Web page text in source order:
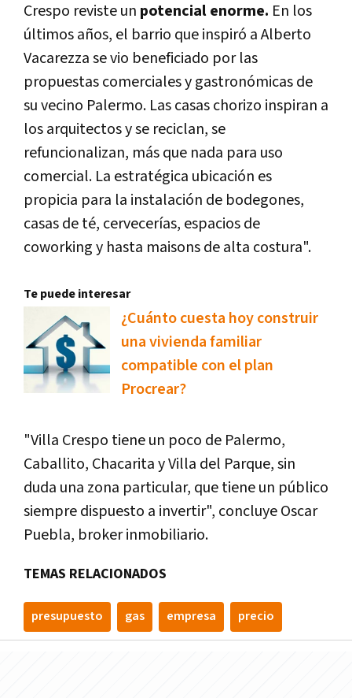
Crespo reviste un potencial enorme. En los
últimos años, el barrio que inspiró a Alberto
Vacarezza se vio beneficiado por las
propuestas comerciales y gastronómicas de
su vecino Palermo. Las casas chorizo inspiran a
los arquitectos y se reciclan, se
refuncionalizan, más que nada para uso
comercial. La estratégica ubicación es
propicia para la instalación de bodegones,
casas de té, cervecerías, espacios de
coworking y hasta maisons de alta costura".
Te puede interesar
¿Cuánto cuesta hoy construir
una vivienda familiar
compatible con el plan
Procrear?
"Villa Crespo tiene un poco de Palermo,
Caballito, Chacarita y Villa del Parque, sin
duda una zona particular, que tiene un público
siempre dispuesto a invertir", concluye Oscar
Puebla, broker inmobiliario.
TEMAS RELACIONADOS
presupuesto gas empresa precio